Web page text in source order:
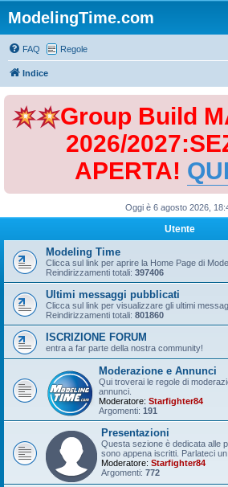
ModelingTime.com
FAQ Regole
Indice
Group Build
2026/
APERTA!
Oggi è 6 agosto 2026,
Utente
Modeling Time
Clicca sul link per aprire la Home Page di
Reindirizzamenti totali: 397406
Ultimi messaggi pubblicati
Clicca sul link per visualizzare gli ultimi
Reindirizzamenti totali: 801860
ISCRIZIONE FORUM
entra a far parte della nostra community!
Moderazione e Annunci
Qui troverai le regole di
annunci.
Moderatore: Starfighter84
Argomenti: 191
Presentazioni
Questa sezione è dedicata alle
sono appena iscritti. Parlateci un
Moderatore: Starfighter84
Argomenti: 772